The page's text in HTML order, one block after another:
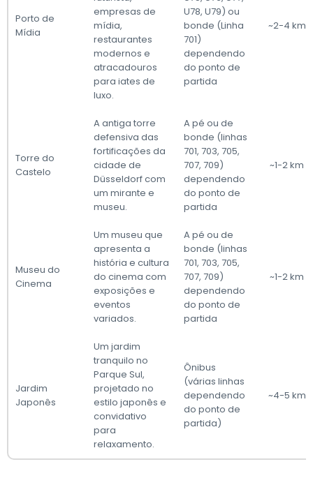
Porto de
Mídia
empresas de
mídia,
restaurantes
modernos e
atracadouros
para iates de
luxo.
U78, U79) ou
bonde (Linha
701)
dependendo
do ponto de
partida
~2-4 km
Torre do
Castelo
A antiga torre
defensiva das
fortificações da
cidade de
Düsseldorf com
um mirante e
museu.
A pé ou de
bonde (linhas
701, 703, 705,
707, 709)
dependendo
do ponto de
partida
~1-2 km
Museu do
Cinema
Um museu que
apresenta a
história e cultura
do cinema com
exposições e
eventos
variados.
A pé ou de
bonde (linhas
701, 703, 705,
707, 709)
dependendo
do ponto de
partida
~1-2 km
Jardim
Japonês
Um jardim
tranquilo no
Parque Sul,
projetado no
estilo japonês e
convidativo
para
relaxamento.
Ônibus
(várias linhas
dependendo
do ponto de
partida)
~4-5 km